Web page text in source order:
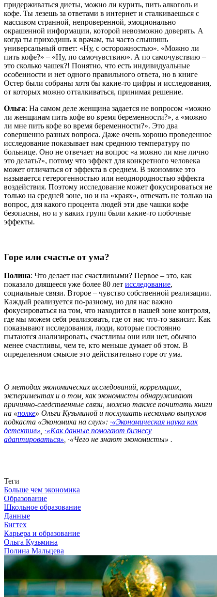
придерживаться диеты, можно ли курить, пить алкоголь и
кофе. Ты лезешь за ответами в интернет и сталкиваешься с
массивом странной, непроверенной, эмоционально
окрашенной информации, которой невозможно доверять. А
когда ты приходишь к врачам, ты часто слышишь
универсальный ответ: «Ну, с осторожностью». «Можно ли
пить кофе?» – «Ну, по самочувствию». А по самочувствию –
это сколько чашек?! Понятно, что есть индивидуальные
особенности и нет одного правильного ответа, но в книге
Остер были собраны хотя бы какие-то цифры и исследования,
от которых можно отталкиваться, принимая решение.
Ольга: На самом деле женщина задается не вопросом «можно
ли женщинам пить кофе во время беременности?», а «можно
ли мне пить кофе во время беременности?». Это два
совершенно разных вопроса. Даже очень хорошо проведенное
исследование показывает нам среднюю температуру по
больнице. Оно не отвечает на вопрос «а можно ли мне лично
это делать?», потому что эффект для конкретного человека
может отличаться от эффекта в среднем. В экономике это
называется гетерогенностью или неоднородностью эффекта
воздействия. Поэтому исследование может фокусироваться не
только на средней зоне, но и на «краях», отвечать не только на
вопрос, для какого процента людей эти две чашки кофе
безопасны, но и у каких групп были какие-то побочные
эффекты.
Горе или счастье от ума?
Полина: Что делает нас счастливыми? Первое – это, как
показало длящееся уже более 80 лет исследование,
социальные связи. Второе – чувство собственной реализации.
Каждый реализуется по-разному, но для нас важно
фокусироваться на том, что находится в нашей зоне контроля,
где мы можем себя реализовать, где от нас что-то зависит. Как
показывают исследования, люди, которые постоянно
пытаются анализировать, счастливы они или нет, обычно
менее счастливы, чем те, кто меньше думает об этом. В
определенном смысле это действительно горе от ума.
О методах экономических исследований, корреляциях,
экспериментах и о том, как экономисты обнаруживают
причинно-следственные связи, можно также почитать книги
на «полке» Ольги Кузьминой и послушать несколько выпусков
подкаста «Экономика на слух»: ·«Экономическая наука как
детектив», ·«Как данные помогают бизнесу
адаптироваться», ·«Чего не знают экономисты» .
Теги
Больше чем экономика
Образование
Школьное образование
Данные
Бигтех
Карьера и образование
Ольга Кузьмина
Полина Мальцева